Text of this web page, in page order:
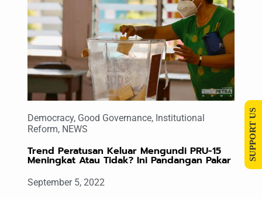
Democracy, Good Governance, Institutional
Reform, NEWS
Trend Peratusan Keluar Mengundi PRU-15
Meningkat Atau Tidak? Ini Pandangan Pakar
September 5, 2022
SUPPORT US